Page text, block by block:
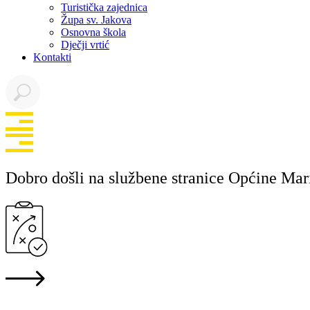
Turistička zajednica
Župa sv. Jakova
Osnovna škola
Dječji vrtić
Kontakti
Dobro došli na službene stranice Općine